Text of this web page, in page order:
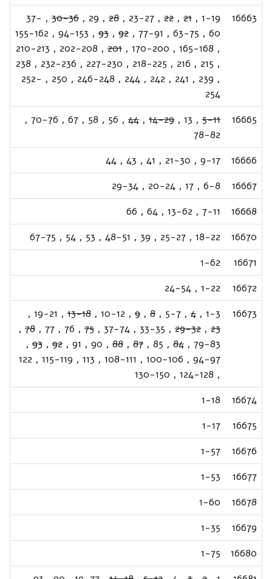
16663
1-19
,
21
,
22
,
23-27
,
28
,
29
,
30-36
,
37-
60
,
63-75
,
77-91
,
92
,
93
,
94-153
,
155-162
,
165-168
,
170-200
,
201
,
202-208
,
210-213
,
215
,
216
,
218-225
,
227-230
,
232-236
,
238
,
239
,
241
,
242
,
244
,
246-248
,
250
,
252-
254
16665
5-11
,
13
,
14-29
,
44
,
56
,
58
,
67
,
70-76
,
78-82
16666
9-17
,
21-30
,
41
,
43
,
44
16667
6-8
,
17
,
20-24
,
29-34
16668
7-11
,
13-62
,
64
,
66
16670
18-22
,
25-27
,
39
,
48-51
,
53
,
54
,
67-75
16671
1-62
16672
1-22
,
24-54
16673
1-3
,
4
,
5-7
,
8
,
9
,
10-12
,
13-18
,
19-21
,
23
,
29-32
,
33-35
,
37-74
,
75
,
76
,
77
,
78
,
79-83
,
84
,
85
,
87
,
88
,
90
,
91
,
92
,
93
,
94-97
,
100-106
,
108-111
,
113
,
115-119
,
122
,
124-128
,
130-150
16674
1-18
16675
1-17
16676
1-57
16677
1-53
16678
1-60
16679
1-35
16680
1-75